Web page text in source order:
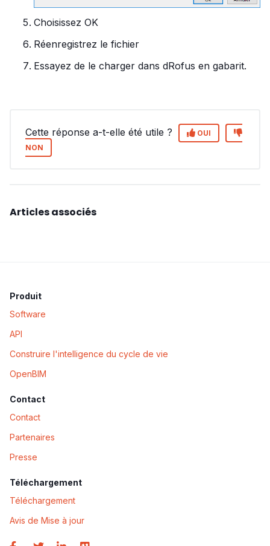
Choisissez OK
Réenregistrez le fichier
Essayez de le charger dans dRofus en gabarit.
Cette réponse a-t-elle été utile ?
OUI
NON
Articles associés
Produit
Software
API
Construire l'intelligence du cycle de vie
OpenBIM
Contact
Contact
Partenaires
Presse
Téléchargement
Téléchargement
Avis de Mise à jour